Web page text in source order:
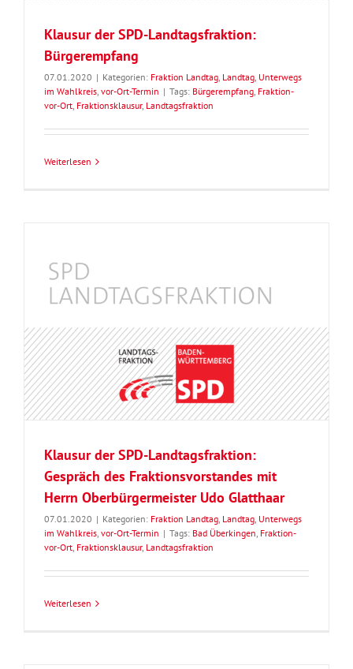
Klausur der SPD-Landtagsfraktion:
Bürgerempfang
07.01.2020 | Kategorien: Fraktion Landtag, Landtag, Unterwegs
im Wahlkreis, vor-Ort-Termin | Tags: Bürgerempfang, Fraktion-
vor-Ort, Fraktionsklausur, Landtagsfraktion
Weiterlesen
Klausur der SPD-Landtagsfraktion:
Gespräch des Fraktionsvorstandes mit
Herrn Oberbürgermeister Udo Glatthaar
07.01.2020 | Kategorien: Fraktion Landtag, Landtag, Unterwegs
im Wahlkreis, vor-Ort-Termin | Tags: Bad Überkingen, Fraktion-
vor-Ort, Fraktionsklausur, Landtagsfraktion
Weiterlesen